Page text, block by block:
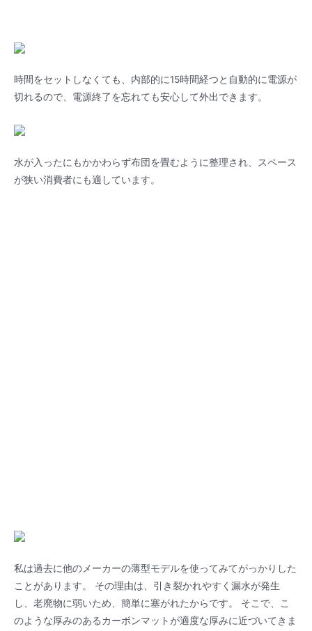
時間をセットしなくても、内部的に15時間経つと自動的に電源が
切れるので、電源終了を忘れても安心して外出できます。
水が入ったにもかかわらず布団を畳むように整理され、スペース
が狭い消費者にも適しています。
私は過去に他のメーカーの薄型モデルを使ってみてがっかりした
ことがあります。 その理由は、引き裂かれやすく漏水が発生
し、老廃物に弱いため、簡単に塞がれたからです。 そこで、こ
のような厚みのあるカーボンマットが適度な厚みに近づいてきま